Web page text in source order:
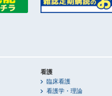
看護
臨床看護
看護学・理論